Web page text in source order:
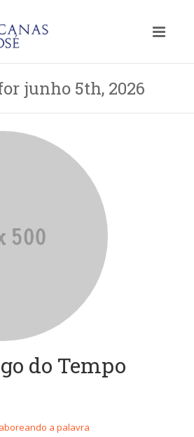
junho 5th, 2026
do Tempo
a palavra